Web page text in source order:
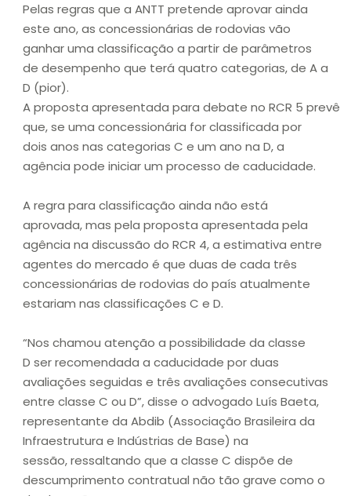
Pelas regras que a ANTT pretende aprovar ainda
este ano, as concessionárias de rodovias vão
ganhar uma classificação a partir de parâmetros
de desempenho que terá quatro categorias, de A a
D (pior).
A proposta apresentada para debate no RCR 5 prevê
que, se uma concessionária for classificada por
dois anos nas categorias C e um ano na D, a
agência pode iniciar um processo de caducidade.
A regra para classificação ainda não está
aprovada, mas pela proposta apresentada pela
agência na discussão do RCR 4, a estimativa entre
agentes do mercado é que duas de cada três
concessionárias de rodovias do país atualmente
estariam nas classificações C e D.
“Nos chamou atenção a possibilidade da classe
D ser recomendada a caducidade por duas
avaliações seguidas e três avaliações consecutivas
entre classe C ou D”, disse o advogado Luís Baeta,
representante da Abdib (Associação Brasileira da
Infraestrutura e Indústrias de Base) na
sessão, ressaltando que a classe C dispõe de
descumprimento contratual não tão grave como o